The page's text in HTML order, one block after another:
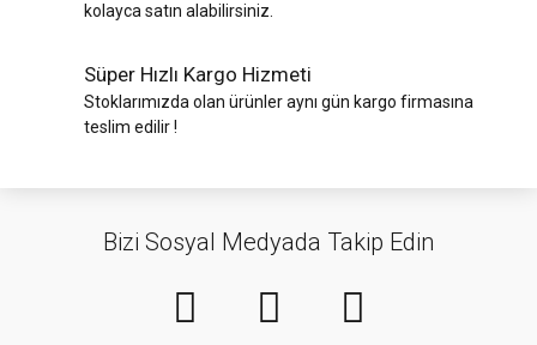
kolayca satın alabilirsiniz.
Süper Hızlı Kargo Hizmeti
Stoklarımızda olan ürünler aynı gün kargo firmasına
teslim edilir !
Bizi Sosyal Medyada Takip Edin